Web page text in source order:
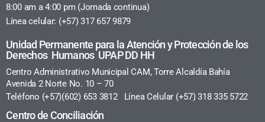
8:00 am a 4:00 pm (Jornada continua)
Línea celular: (+57) 317 657 9879
Unidad Permanente para la Atención y Protección de los
Derechos Humanos UPAP DD HH
Centro Administrativo Municipal CAM, Torre Alcaldía Bahía
Avenida 2 Norte No. 10 – 70
Teléfono (+57)(602) 653 3812 Línea Celular (+57) 318 335 5722
Centro de Conciliación